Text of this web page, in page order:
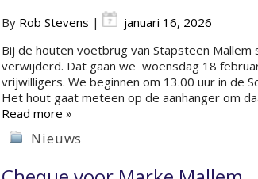
By Rob Stevens |
januari 16, 2026
Bij de houten voetbrug van Stapsteen
verwijderd. Dat gaan we woensdag 18
vrijwilligers. We beginnen om 13.00 uur in de
Het hout gaat meteen op de aanhanger om
Read more »
Nieuws